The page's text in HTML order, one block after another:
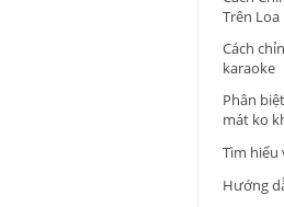
Trên
Cách
karaoke
Phân
mát ko
Tìm hiểu
Hướng